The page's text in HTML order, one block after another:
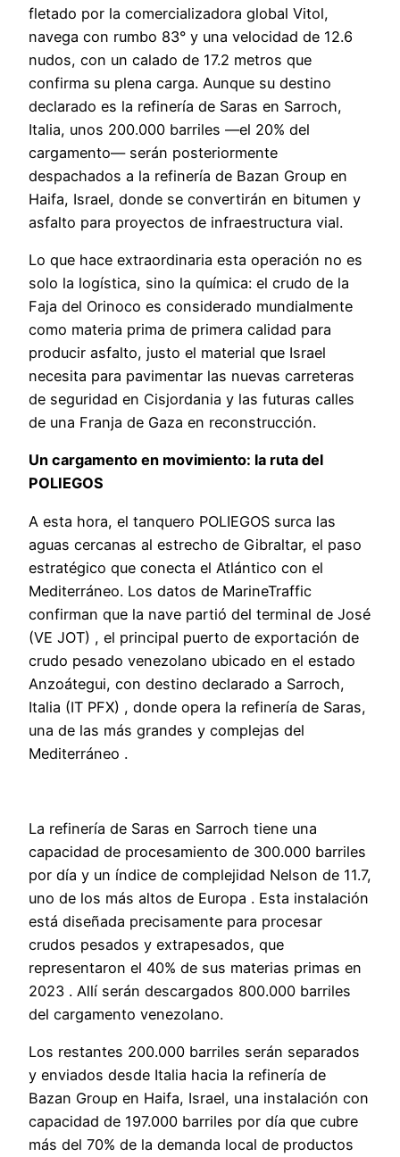
fletado por la comercializadora global Vitol,
navega con rumbo 83° y una velocidad de 12.6
nudos, con un calado de 17.2 metros que
confirma su plena carga. Aunque su destino
declarado es la refinería de Saras en Sarroch,
Italia, unos 200.000 barriles —el 20% del
cargamento— serán posteriormente
despachados a la refinería de Bazan Group en
Haifa, Israel, donde se convertirán en bitumen y
asfalto para proyectos de infraestructura vial.
Lo que hace extraordinaria esta operación no es
solo la logística, sino la química: el crudo de la
Faja del Orinoco es considerado mundialmente
como materia prima de primera calidad para
producir asfalto, justo el material que Israel
necesita para pavimentar las nuevas carreteras
de seguridad en Cisjordania y las futuras calles
de una Franja de Gaza en reconstrucción.
Un cargamento en movimiento: la ruta del
POLIEGOS
A esta hora, el tanquero POLIEGOS surca las
aguas cercanas al estrecho de Gibraltar, el paso
estratégico que conecta el Atlántico con el
Mediterráneo. Los datos de MarineTraffic
confirman que la nave partió del terminal de José
(VE JOT) , el principal puerto de exportación de
crudo pesado venezolano ubicado en el estado
Anzoátegui, con destino declarado a Sarroch,
Italia (IT PFX) , donde opera la refinería de Saras,
una de las más grandes y complejas del
Mediterráneo .
La refinería de Saras en Sarroch tiene una
capacidad de procesamiento de 300.000 barriles
por día y un índice de complejidad Nelson de 11.7,
uno de los más altos de Europa . Esta instalación
está diseñada precisamente para procesar
crudos pesados y extrapesados, que
representaron el 40% de sus materias primas en
2023 . Allí serán descargados 800.000 barriles
del cargamento venezolano.
Los restantes 200.000 barriles serán separados
y enviados desde Italia hacia la refinería de
Bazan Group en Haifa, Israel, una instalación con
capacidad de 197.000 barriles por día que cubre
más del 70% de la demanda local de productos